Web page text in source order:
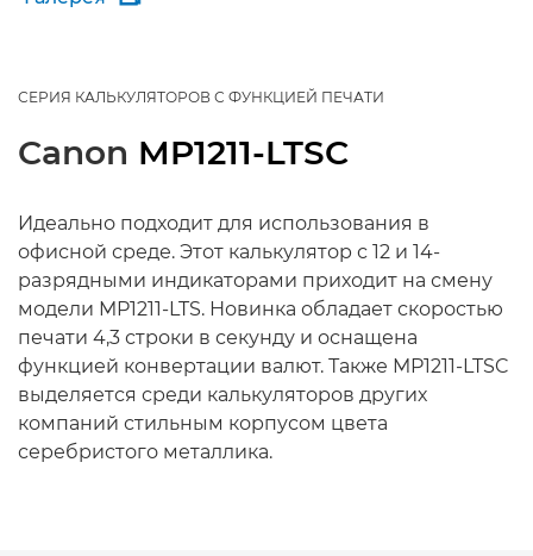
СЕРИЯ КАЛЬКУЛЯТОРОВ С ФУНКЦИЕЙ ПЕЧАТИ
Canon MP1211-LTSC
Идеально подходит для использования в
офисной среде. Этот калькулятор с 12 и 14-
разрядными индикаторами приходит на смену
модели MP1211-LTS. Новинка обладает скоростью
печати 4,3 строки в секунду и оснащена
функцией конвертации валют. Также MP1211-LTSC
выделяется среди калькуляторов других
компаний стильным корпусом цвета
серебристого металлика.